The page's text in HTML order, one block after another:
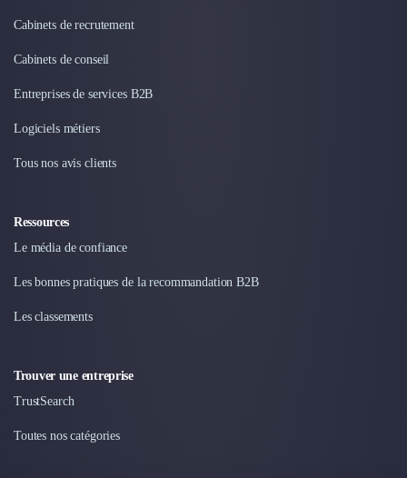
Cabinets de recrutement
Cabinets de conseil
Entreprises de services B2B
Logiciels métiers
Tous nos avis clients
Ressources
Le média de confiance
Les bonnes pratiques de la recommandation B2B
Les classements
Trouver une entreprise
TrustSearch
Toutes nos catégories